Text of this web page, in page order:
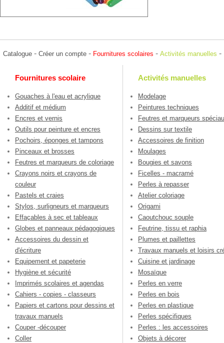
Catalogue - Créer un compte - Fournitures scolaires - Activités manuelles -
Fournitures scolaire
Gouaches à l'eau et acrylique
Additif et médium
Encres et vernis
Outils pour peinture et encres
Pochoirs, éponges et tampons
Pinceaux et brosses
Feutres et marqueurs de coloriage
Crayons noirs et crayons de
couleur
Pastels et craies
Stylos, surligneurs et marqueurs
Effaçables à sec et tableaux
Globes et panneaux pédagogiques
Accessoires du dessin et
d'écriture
Equipement et papeterie
Hygiène et sécurité
Imprimés scolaires et agendas
Cahiers - copies - classeurs
Papiers et cartons pour dessins et
travaux manuels
Couper -découper
Coller
Activités manuelles
Modelage
Peintures techniques
Feutres et marqueurs
Dessins sur textile
Accessoires de finition
Moulages
Bougies et savons
Ficelles - macramé
Perles à repasser
Atelier coloriage
Origami
Caoutchouc souple
Feutrine, tissu et raphia
Plumes et paillettes
Travaux manuels et loisirs
Cuisine et jardinage
Mosaïque
Perles en verre
Perles en bois
Perles en plastique
Perles spécifiques
Perles : les accessoires
Objets à décorer